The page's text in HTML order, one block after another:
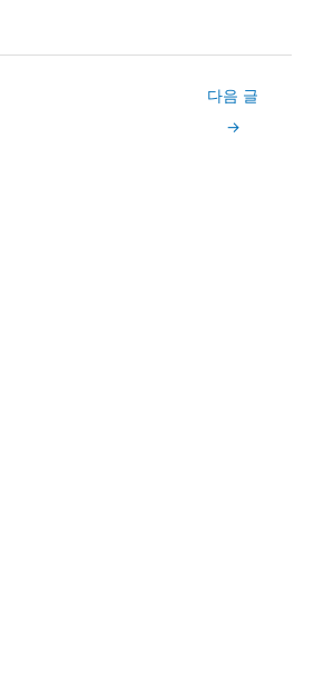
다음 글
→